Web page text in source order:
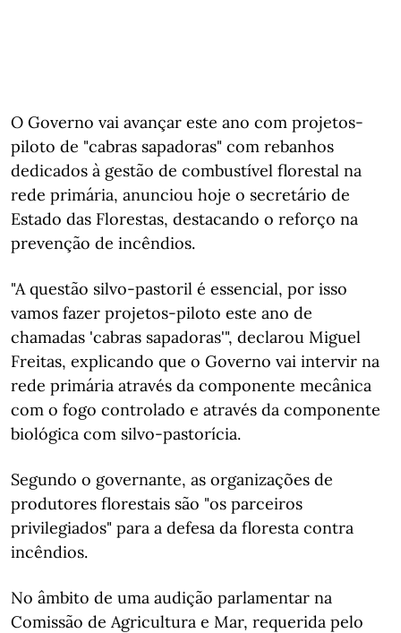
O Governo vai avançar este ano com projetos-
piloto de "cabras sapadoras" com rebanhos
dedicados à gestão de combustível florestal na
rede primária, anunciou hoje o secretário de
Estado das Florestas, destacando o reforço na
prevenção de incêndios.
"A questão silvo-pastoril é essencial, por isso
vamos fazer projetos-piloto este ano de
chamadas 'cabras sapadoras'", declarou Miguel
Freitas, explicando que o Governo vai intervir na
rede primária através da componente mecânica
com o fogo controlado e através da componente
biológica com silvo-pastorícia.
Segundo o governante, as organizações de
produtores florestais são "os parceiros
privilegiados" para a defesa da floresta contra
incêndios.
No âmbito de uma audição parlamentar na
Comissão de Agricultura e Mar, requerida pelo